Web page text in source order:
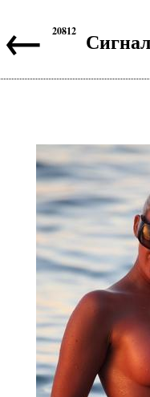
← Сигнал
20812